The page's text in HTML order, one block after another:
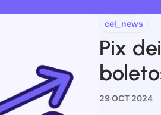
cel_news
Pix
29 OCT 2024